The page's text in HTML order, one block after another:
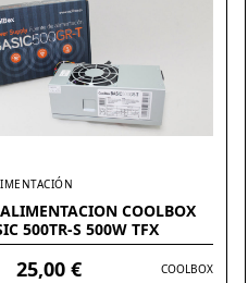
COOLBOX
500TR-S 500W TFX
25,00 € COOLBOX